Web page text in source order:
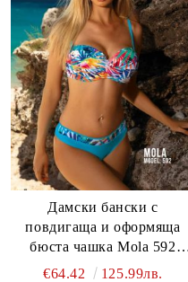
Дамски бански с
повдигаща и оформяща
бюста чашка Mola 592
Aquarilla
€64.42 125.99лв.